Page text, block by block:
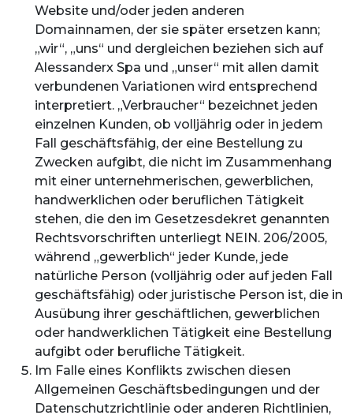
Website und/oder jeden anderen
Domainnamen, der sie später ersetzen kann;
„wir“, „uns“ und dergleichen beziehen sich auf
Alessanderx Spa und „unser“ mit allen damit
verbundenen Variationen wird entsprechend
interpretiert. „Verbraucher“ bezeichnet jeden
einzelnen Kunden, ob volljährig oder in jedem
Fall geschäftsfähig, der eine Bestellung zu
Zwecken aufgibt, die nicht im Zusammenhang
mit einer unternehmerischen, gewerblichen,
handwerklichen oder beruflichen Tätigkeit
stehen, die den im Gesetzesdekret genannten
Rechtsvorschriften unterliegt NEIN. 206/2005,
während „gewerblich“ jeder Kunde, jede
natürliche Person (volljährig oder auf jeden Fall
geschäftsfähig) oder juristische Person ist, die in
Ausübung ihrer geschäftlichen, gewerblichen
oder handwerklichen Tätigkeit eine Bestellung
aufgibt oder berufliche Tätigkeit.
Im Falle eines Konflikts zwischen diesen
Allgemeinen Geschäftsbedingungen und der
Datenschutzrichtlinie oder anderen Richtlinien,